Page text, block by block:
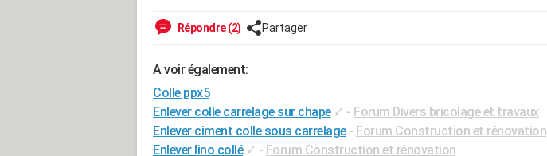
Répondre (2) Partager
A voir également:
Colle ppx5
Enlever colle carrelage sur chape ✓ - Forum Divers bricolage et travaux
Enlever ciment colle sous carrelage - Forum Construction et rénovation
Enlever lino collé ✓ - Forum Construction et rénovation